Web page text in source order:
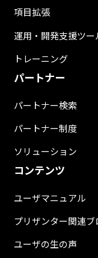
項目拡張
運用・開発支援ツー
トレーニング
パートナー
パートナー検索
パートナー制度
ソリューション
コンテンツ
ユーザマニュアル
プリザンター関連ブ
ユーザの生の声